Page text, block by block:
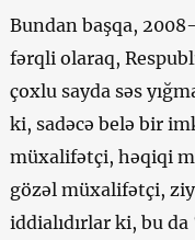
Bundan başqa,
fərqli olaraq,
çoxlu sayda səs
ki, sadəcə belə bir
müxalifətçi, həqiqi
gözəl müxalifətçi,
iddialıdırlar ki, bu